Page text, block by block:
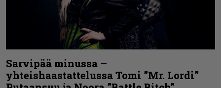
Sarvipää minussa –
yhteishaastattelussa Tomi ”Mr. Lordi”